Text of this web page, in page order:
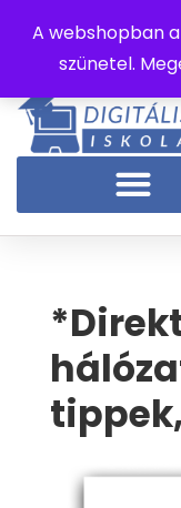
A webshopban
szünetel.